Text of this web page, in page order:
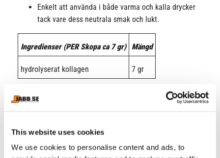
This website uses cookies
We use cookies to personalise content and ads, to
Enkelt att använda i både varma och kalla drycker
tack vare dess neutrala smak och lukt.
Ingredienser (PER Skopa ca 7 gr) Mängd
hydrolyserat kollagen 7 gr
: Hydrolyserat kollagen Peptan (bovint)
RELATERADE PRODUKTER